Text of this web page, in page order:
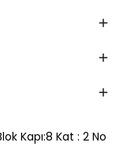
Kapı:8 Kat : 2 No